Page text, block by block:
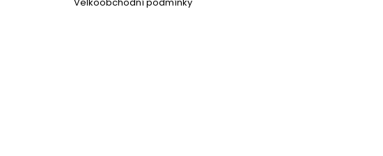
Velkoobchodní podmínky